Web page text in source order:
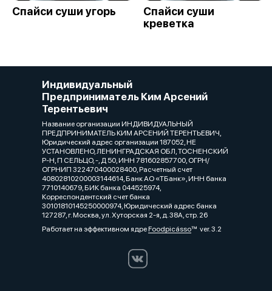
Спайси суши угорь
Спайси суши
креветка
Индивидуальный
Предприниматель Ким Арсений
Терентьевич
Название организации ИНДИВИДУАЛЬНЫЙ
ПРЕДПРИНИМАТЕЛЬ КИМ АРСЕНИЙ ТЕРЕНТЬЕВИЧ,
Юридический адрес организации 187052, НЕ
УСТАНОВЛЕНО, ЛЕНИНГРАДСКАЯ ОБЛ, ТОСНЕНСКИЙ
Р-Н, П СЕЛЬЦО, -, Д 50, ИНН 781602857700, ОГРН/
ОГРНИП 322470400028400, Расчетный счет
40802810200003144614, Банк АО «ТБанк», ИНН банка
7710140679, БИК банка 044525974,
Корреспондентский счет банка
30101810145250000974, Юридический адрес банка
127287, г. Москва, ул. Хуторская 2-я, д. 38А, стр. 26
Работает на эффективном ядреFoodpicássover. 3.2